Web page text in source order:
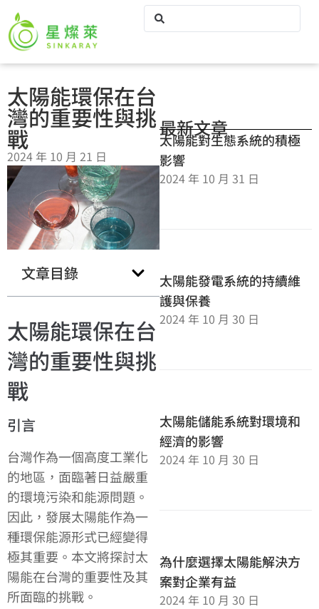
太陽能環保在台
灣的重要性與挑
戰
2024 年 10 月 21 日
文章目錄
太陽能環保在台
灣的重要性與挑
戰
引言
台灣作為一個高度工業化
的地區，面臨著日益嚴重
的環境污染和能源問題。
因此，發展太陽能作為一
種環保能源形式已經變得
極其重要。本文將探討太
陽能在台灣的重要性及其
所面臨的挑戰。
最新文章
太陽能對生態系統的積極
影響
2024 年 10 月 31 日
太陽能發電系統的持續維
護與保養
2024 年 10 月 30 日
太陽能儲能系統對環境和
經濟的影響
2024 年 10 月 30 日
為什麼選擇太陽能解決方
案對企業有益
2024 年 10 月 30 日